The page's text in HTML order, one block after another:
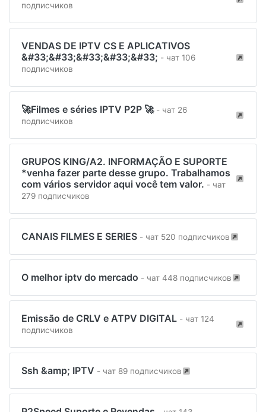
подписчиков
VENDAS DE IPTV CS E APLICATIVOS
&#33;&#33;&#33;&#33;&#33; - чат 106
подписчиков
🚀Filmes e séries IPTV P2P 🚀 - чат 26
подписчиков
GRUPOS KING/A2. INFORMAÇÃO E SUPORTE
*venha fazer parte desse grupo. Trabalhamos
com vários servidor aqui você tem valor. - чат
279 подписчиков
CANAIS FILMES E SERIES - чат 520 подписчиков
O melhor iptv do mercado - чат 448 подписчиков
Emissão de CRLV e ATPV DIGITAL - чат 124
подписчиков
Ssh &amp; IPTV - чат 89 подписчиков